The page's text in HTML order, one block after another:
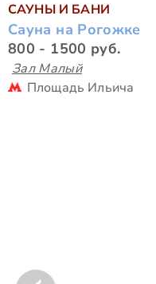
САУНЫ И БАНИ
Сауна на Рогожке
800 - 1500 руб.
Зал Малый
Площадь Ильича